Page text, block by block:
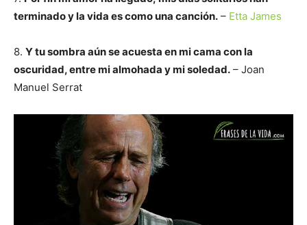
terminado y la vida es como una canción. – Etta James
8. Y tu sombra aún se acuesta en mi cama con la
oscuridad, entre mi almohada y mi soledad. – Joan
Manuel Serrat